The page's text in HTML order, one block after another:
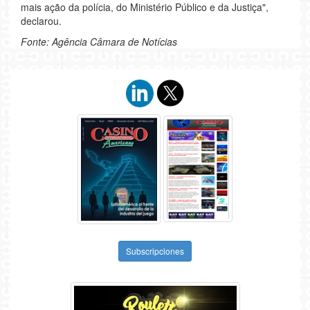
mais ação da polícia, do Ministério Público e da Justiça",
declarou.
Fonte: Agência Câmara de Notícias
Subscripciones